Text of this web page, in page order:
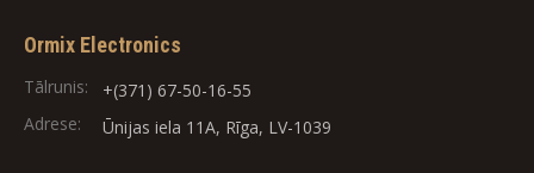
Ormix Electronics
Tālrunis:
+(371) 67-50-16-55
Adrese:
Ūnijas iela 11A, Rīga, LV-1039